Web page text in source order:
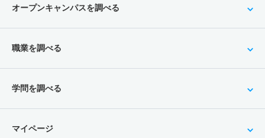
オープンキャンパスを調べる
職業を調べる
学問を調べる
マイページ